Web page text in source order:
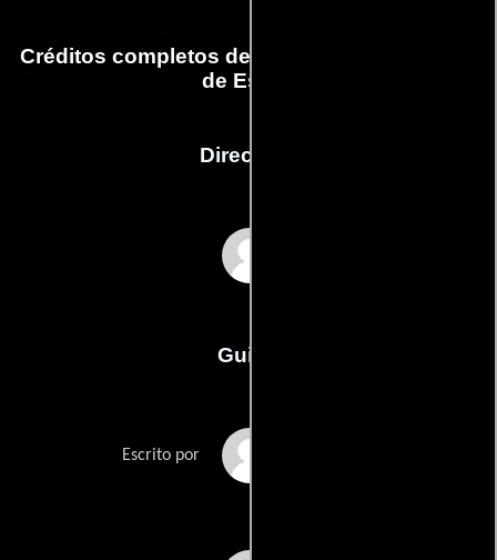
Créditos completos de la película Los chicos
de Essex
Dirección
Guión
Escrito por